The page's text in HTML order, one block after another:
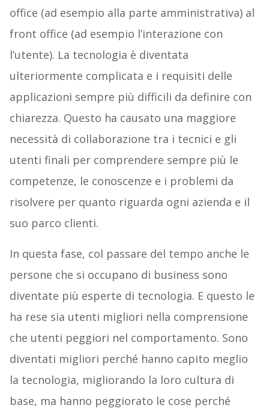
office (ad esempio alla parte amministrativa) al
front office (ad esempio l’interazione con
l’utente). La tecnologia è diventata
ulteriormente complicata e i requisiti delle
applicazioni sempre più difficili da definire con
chiarezza. Questo ha causato una maggiore
necessità di collaborazione tra i tecnici e gli
utenti finali per comprendere sempre più le
competenze, le conoscenze e i problemi da
risolvere per quanto riguarda ogni azienda e il
suo parco clienti.
In questa fase, col passare del tempo anche le
persone che si occupano di business sono
diventate più esperte di tecnologia. E questo le
ha rese sia utenti migliori nella comprensione
che utenti peggiori nel comportamento. Sono
diventati migliori perché hanno capito meglio
la tecnologia, migliorando la loro cultura di
base, ma hanno peggiorato le cose perché